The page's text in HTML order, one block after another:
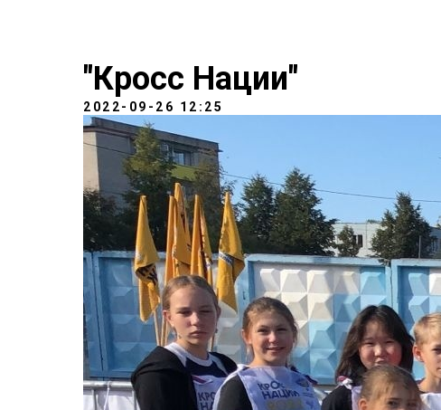
"Кросс Нации"
2022-09-26 12:25